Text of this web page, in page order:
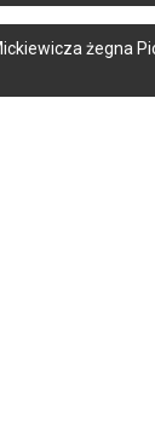
żegna